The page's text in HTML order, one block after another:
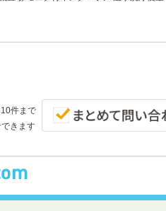
件まで
きます